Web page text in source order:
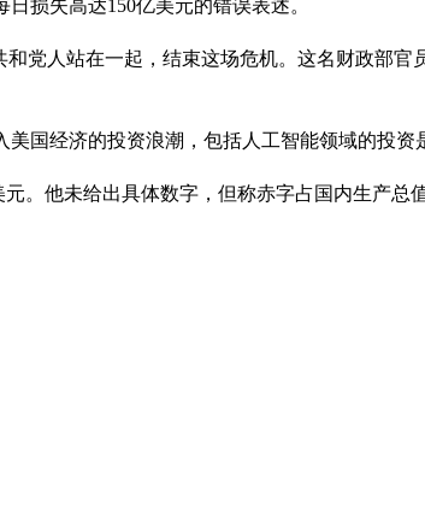
损失高达150亿美元的错误表述。
党人站在一起，结束这场危机。这名财政部
国经济的投资浪潮，包括人工智能领域的投
。他未给出具体数字，但称赤字占国内生产总